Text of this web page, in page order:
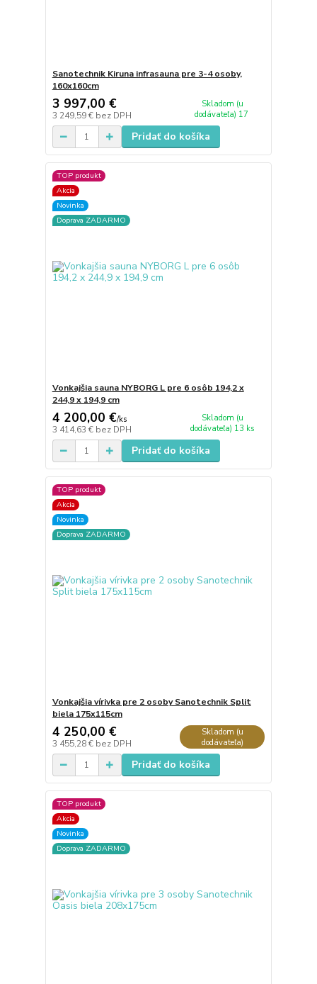
Sanotechnik Kiruna infrasauna pre 3-4 osoby,
160x160cm
3 997,00 €
3 249,59 € bez DPH
Skladom (u
dodávateľa) 17
Pridať do košíka
TOP produkt
Akcia
Novinka
Doprava ZADARMO
Vonkajšia sauna NYBORG L pre 6 osôb 194,2 x
244,9 x 194,9 cm
4 200,00 €/ks
3 414,63 € bez DPH
Skladom (u
dodávateľa) 13 ks
Pridať do košíka
TOP produkt
Akcia
Novinka
Doprava ZADARMO
Vonkajšia vírivka pre 2 osoby Sanotechnik Split
biela 175x115cm
4 250,00 €
3 455,28 € bez DPH
Skladom (u
dodávateľa)
Pridať do košíka
TOP produkt
Akcia
Novinka
Doprava ZADARMO